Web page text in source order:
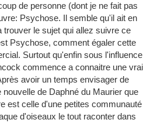
de personne (dont je ne fait pas
Psychose. Il semble qu'il ait en
trouver le sujet qui allez suivre ce
Psychose, comment égaler cette
Surtout qu'enfin sous l'influence
commence a connaitre une vrai
avoir un temps envisager de
de Daphné du Maurier que
est celle d'une petites communauté
d'oiseaux le tout raconter dans